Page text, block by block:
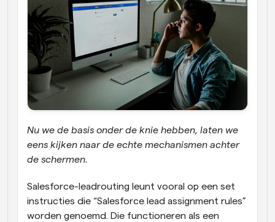
Nu we de basis onder de knie hebben, laten we
eens kijken naar de echte mechanismen achter
de schermen.
Salesforce-leadrouting leunt vooral op een set
instructies die “Salesforce lead assignment rules”
worden genoemd. Die functioneren als een